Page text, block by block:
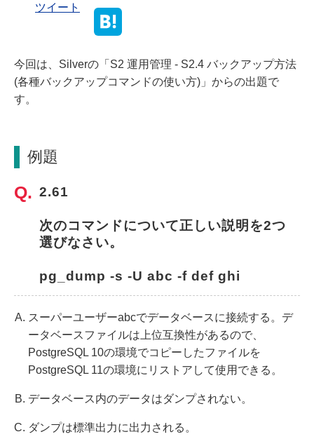
ツイート
今回は、Silverの「S2 運用管理 - S2.4 バックアップ方法
(各種バックアップコマンドの使い方)」からの出題で
す。
例題
2.61
次のコマンドについて正しい説明を2つ
選びなさい。
pg_dump -s -U abc -f def ghi
スーパーユーザーabcでデータベースに接続する。デ
ータベースファイルは上位互換性があるので、
PostgreSQL 10の環境でコピーしたファイルを
PostgreSQL 11の環境にリストアして使用できる。
データベース内のデータはダンプされない。
ダンプは標準出力に出力される。